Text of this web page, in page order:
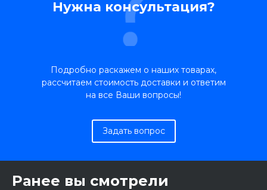
Нужна консультация?
Подробно раскажем о наших товарах,
рассчитаем стоимость доставки и ответим
на все Ваши вопросы!
Задать вопрос
Ранее вы смотрели